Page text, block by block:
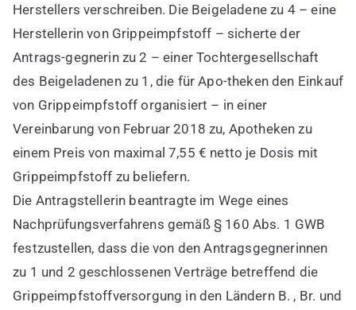
Herstellers verschreiben. Die Beigeladene zu 4 – eine
Herstellerin von Grippeimpfstoff – sicherte der
Antrags-gegnerin zu 2 – einer Tochtergesellschaft
des Beigeladenen zu 1, die für Apo-theken den Einkauf
von Grippeimpfstoff organisiert – in einer
Vereinbarung von Februar 2018 zu, Apotheken zu
einem Preis von maximal 7,55 € netto je Dosis mit
Grippeimpfstoff zu beliefern.
Die Antragstellerin beantragte im Wege eines
Nachprüfungsverfahrens gemäß § 160 Abs. 1 GWB
festzustellen, dass die von den Antragsgegnerinnen
zu 1 und 2 geschlossenen Verträge betreffend die
Grippeimpfstoffversorgung in den Ländern B. , Br. und